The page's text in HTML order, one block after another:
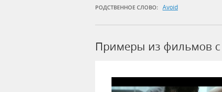
РОДСТВЕННОЕ СЛОВО: Avoid
Примеры из фильмов c